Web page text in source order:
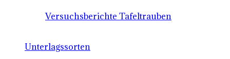
Versuchsberichte Tafeltrauben
Unterlagssorten